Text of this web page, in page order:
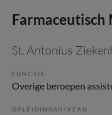
St. Antonius
FUNCTIE
OPLEIDINGSNIVEAU